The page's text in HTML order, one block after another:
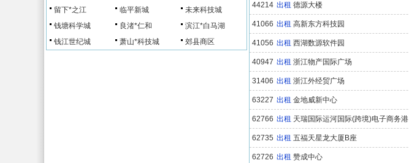
留下*之江
临平新城
未来科技城
钱塘科学城
良渚*仁和
滨江*白马湖
钱江世纪城
萧山*科技城 郊县商区
44214 出租 德源大楼
41066 出租 高新东方科技园
41056 出租 西湖数源软件园
40947 出租 浙江物产国际广场
31406 出租 浙江外经贸广场
63227 出租 金地威新中心
62766 出租 天瑞国际运河国际(跨境)电子商务港
62735 出租 五福天星龙大厦B座
62726 出租 赞成中心